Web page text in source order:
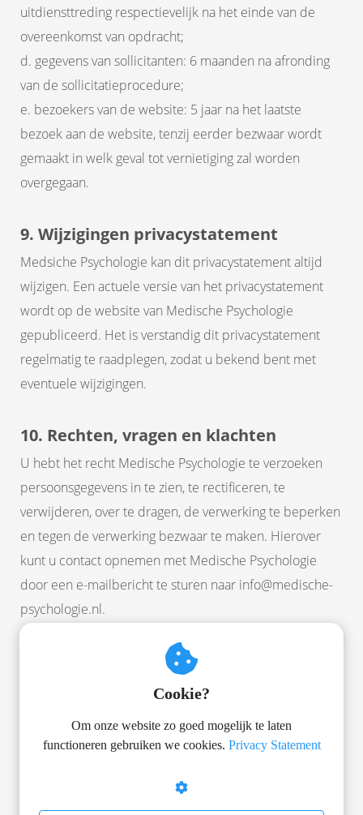
uitdiensttreding respectievelijk na het einde van de
overeenkomst van opdracht;
d. gegevens van sollicitanten: 6 maanden na afronding
van de sollicitatieprocedure;
e. bezoekers van de website: 5 jaar na het laatste
bezoek aan de website, tenzij eerder bezwaar wordt
gemaakt in welk geval tot vernietiging zal worden
overgegaan.
9. Wijzigingen privacystatement
Medsiche Psychologie kan dit privacystatement altijd
wijzigen. Een actuele versie van het privacystatement
wordt op de website van Medische Psychologie
gepubliceerd. Het is verstandig dit privacystatement
regelmatig te raadplegen, zodat u bekend bent met
eventuele wijzigingen.
10. Rechten, vragen en klachten
U hebt het recht Medische Psychologie te verzoeken
persoonsgegevens in te zien, te rectificeren, te
verwijderen, over te dragen, de verwerking te beperken
en tegen de verwerking bezwaar te maken. Hierover
kunt u contact opnemen met Medische Psychologie
door een e-mailbericht te sturen naar info@medische-
psychologie.nl.
Ook bij vragen of klachten over de wijze waarop
een e-mailbericht te sturen naar info@medische-
psychologie.nl. Een klacht trachten wij naar
tevredenheid op te lossen. Mocht dat niet lukken, dan
E-boek Beter Slapen
vind je alles overzichtelijk bij elkaar!
Cookie?
Om onze website zo goed mogelijk te laten
functioneren gebruiken we cookies. Privacy Statement